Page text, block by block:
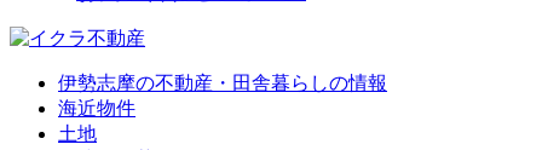
伊勢志摩の不動産・田舎暮らしの情報
海近物件
土地